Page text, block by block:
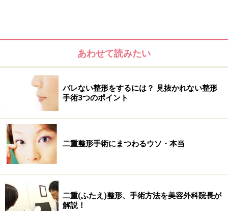
れや内出血について
会社勤めの方から学生さんや買い物に出る主婦まで、術
後どれくらいすれば人に会っても大丈夫かというのは気
になるところだと思います。これについては、会う方と
の普段の距離感と希望した目のデザイン（これについて
は「目の手術でできること
に大きいです。
あわせて読みたい
バレない整形をするには？ 見抜かれない整形
手術3つのポイント
二重整形手術にまつわるウソ・本当
二重(ふたえ)整形、手術方法を美容外科院長が
解説！